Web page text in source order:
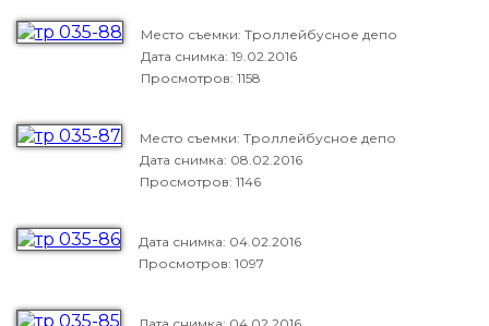
Место съемки: Троллейбусное депо
Дата снимка: 19.02.2016
Просмотров: 1158
Место съемки: Троллейбусное депо
Дата снимка: 08.02.2016
Просмотров: 1146
Дата снимка: 04.02.2016
Просмотров: 1097